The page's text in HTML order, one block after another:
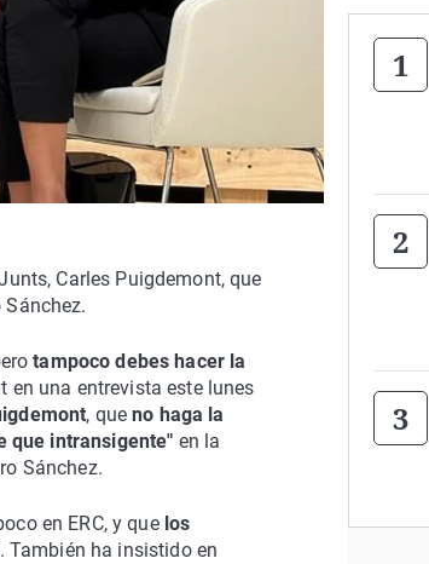
Carles Puigdemont, que
tampoco debes hacer la
en una entrevista este lunes
, que no haga la
que intransigente" en la
Sánchez.
en ERC, y quelos
. También ha insistido en